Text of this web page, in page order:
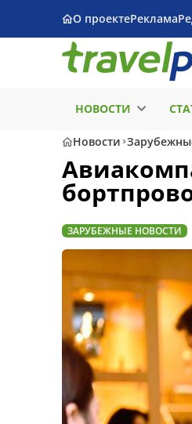
О проектеРеклама
НОВОСТИ
Новости
ЗАРУБЕЖНЫЕ НОВОСТИ